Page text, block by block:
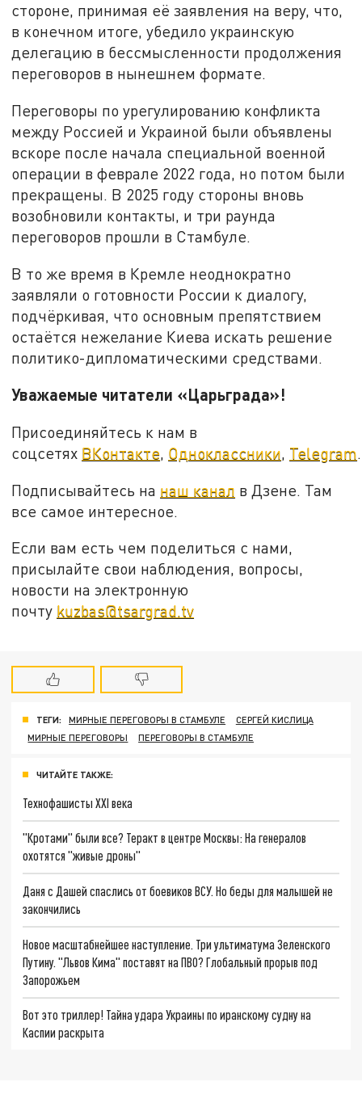
стороне, принимая её заявления на веру, что,
в конечном итоге, убедило украинскую
делегацию в бессмысленности продолжения
переговоров в нынешнем формате.
Переговоры по урегулированию конфликта
между Россией и Украиной были объявлены
вскоре после начала специальной военной
операции в феврале 2022 года, но потом были
прекращены. В 2025 году стороны вновь
возобновили контакты, и три раунда
переговоров прошли в Стамбуле.
В то же время в Кремле неоднократно
заявляли о готовности России к диалогу,
подчёркивая, что основным препятствием
остаётся нежелание Киева искать решение
политико-дипломатическими средствами.
Уважаемые читатели «Царьграда»!
Присоединяйтесь к нам в
соцсетях ВКонтакте, Одноклассники, Telegram.
Подписывайтесь на наш канал в Дзене. Там
все самое интересное.
Если вам есть чем поделиться с нами,
присылайте свои наблюдения, вопросы,
новости на электронную
почту kuzbas@tsargrad.tv
ТЕГИ: МИРНЫЕ ПЕРЕГОВОРЫ В СТАМБУЛЕ
СЕРГЕЙ КИСЛИЦА
МИРНЫЕ ПЕРЕГОВОРЫ
ПЕРЕГОВОРЫ В СТАМБУЛЕ
ЧИТАЙТЕ ТАКЖЕ:
Технофашисты XXI века
"Кротами" были все? Теракт в центре Москвы: На генералов
охотятся "живые дроны"
Даня с Дашей спаслись от боевиков ВСУ. Но беды для малышей не
закончились
Новое масштабнейшее наступление. Три ультиматума Зеленского
Путину. "Львов Кима" поставят на ПВО? Глобальный прорыв под
Запорожьем
Вот это триллер! Тайна удара Украины по иранскому судну на
Каспии раскрыта